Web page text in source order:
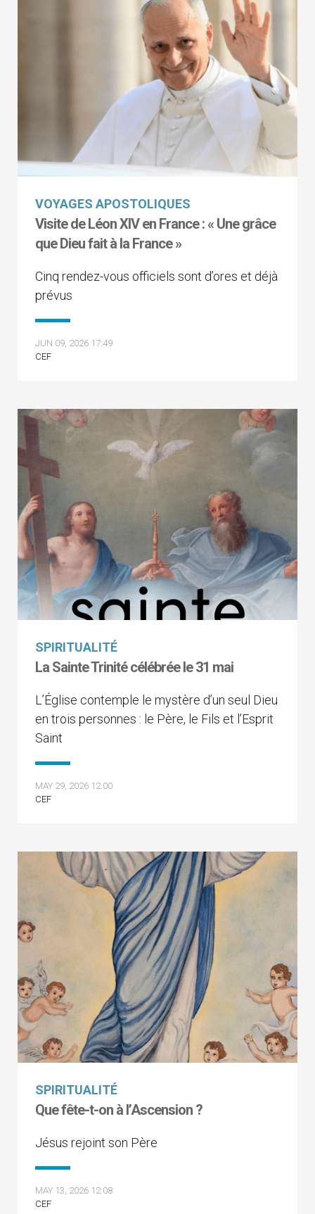
VOYAGES APOSTOLIQUES
Visite de Léon XIV en France : « Une grâce
que Dieu fait à la France »
Cinq rendez-vous officiels sont d’ores et déjà
prévus
JUN 09, 2026 17:49
CEF
SPIRITUALITÉ
La Sainte Trinité célébrée le 31 mai
L’Église contemple le mystère d’un seul Dieu
en trois personnes : le Père, le Fils et l’Esprit
Saint
MAY 29, 2026 12:00
CEF
SPIRITUALITÉ
Que fête-t-on à l’Ascension ?
Jésus rejoint son Père
MAY 13, 2026 12:08
CEF